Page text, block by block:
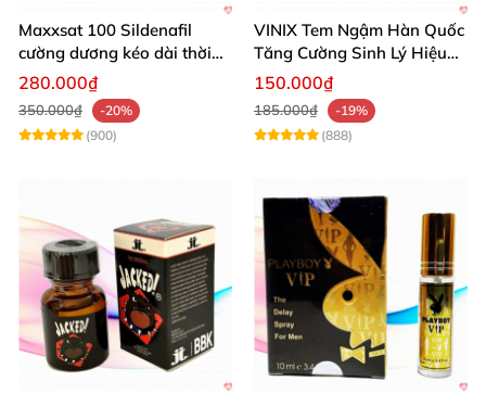
Maxxsat 100 Sildenafil
cường dương kéo dài thời
gian dùng hiệu quả nhanh
280.000₫
350.000₫
-20%
(900)
VINIX Tem Ngậm Hàn Quốc
Tăng Cường Sinh Lý Hiệu
Quả
150.000₫
185.000₫
-19%
(888)